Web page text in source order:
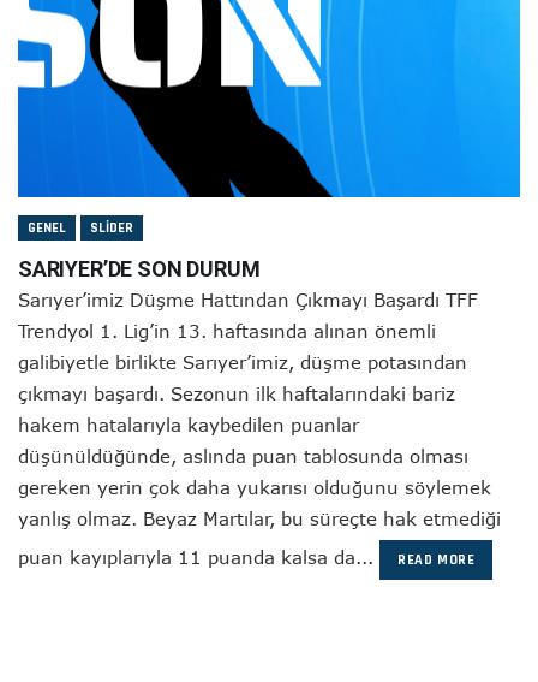
GENEL SLIDER
SARIYER’DE SON DURUM
Sarıyer’imiz Düşme Hattından Çıkmayı Başardı TFF
Trendyol 1. Lig’in 13. haftasında alınan önemli
galibiyetle birlikte Sarıyer’imiz, düşme potasından
çıkmayı başardı. Sezonun ilk haftalarındaki bariz
hakem hatalarıyla kaybedilen puanlar
düşünüldüğünde, aslında puan tablosunda olması
gereken yerin çok daha yukarısı olduğunu söylemek
yanlış olmaz. Beyaz Martılar, bu süreçte hak etmediği
puan kayıplarıyla 11 puanda kalsa da...
READ MORE